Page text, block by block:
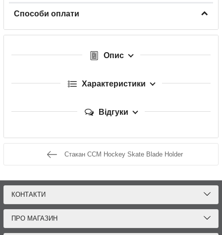
Способи оплати
Опис
Характеристики
Відгуки
Стакан CCM Hockey Skate Blade Holder
КОНТАКТИ
ПРО МАГАЗИН